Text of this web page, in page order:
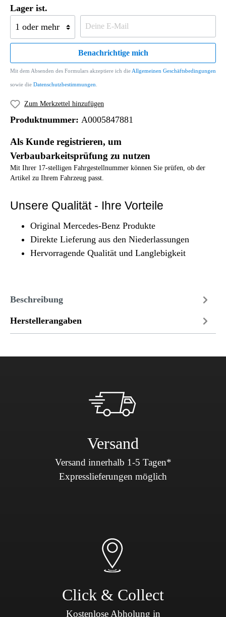
Lager ist.
Benachrichtige mich
Mit dem Absenden des Formulars akzeptiere ich die Allgemeinen Geschäftsbedingungen
sowie die Datenschutzbestimmungen
Zum Merkzettel hinzufügen
Produktnummer: A0005847881
Als Kunde registrieren, um
Verbaubarkeitsprüfung zu nutzen
Mit Ihrer 17-stelligen Fahrgestellnummer können Sie prüfen, ob der
Artikel zu Ihrem Fahrzeug passt.
Unsere Qualität - Ihre Vorteile
Original Mercedes-Benz Produkte
Direkte Lieferung aus den Niederlassungen
Hervorragende Qualität und Langlebigkeit
Beschreibung
Herstellerangaben
Versand
Versand innerhalb 1-5 Tagen*
Expresslieferungen möglich
Click & Collect
Kostenlose Abholung in